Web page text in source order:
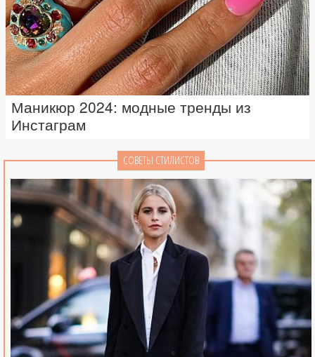
Маникюр 2024: модные тренды из
Инстаграм
СОВЕТЫ СТИЛИСТОВ